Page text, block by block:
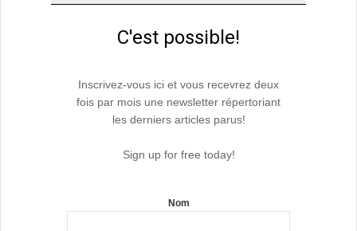
C'est possible!
Inscrivez-vous ici et vous recevrez deux
fois par mois une newsletter répertoriant
les derniers articles parus!
Sign up for free today!
Nom